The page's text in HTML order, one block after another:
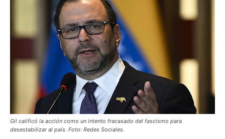
Gil calificó la acción como un intento fracasado del fascismo para
desestabilizar al país. Foto: Redes Sociales.